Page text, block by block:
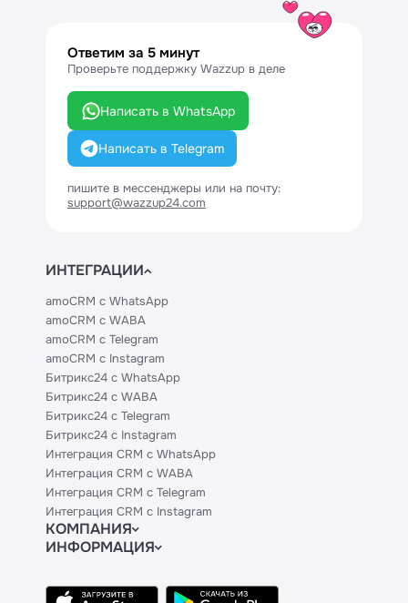
Ответим за 5 минут
Проверьте поддержку Wazzup в деле
Написать в WhatsApp
Написать в Telegram
пишите в мессенджеры или на почту:
support@wazzup24.com
ИНТЕГРАЦИИ
amoCRM с WhatsApp
amoCRM с WABA
amoCRM с Telegram
amoCRM с Instagram
Битрикс24 с WhatsApp
Битрикс24 с WABA
Битрикс24 с Telegram
Битрикс24 с Instagram
Интеграция CRM с WhatsApp
Интеграция CRM с WABA
Интеграция CRM с Telegram
Интеграция CRM с Instagram
КОМПАНИЯ
Блог
Контакты
ИНФОРМАЦИЯ
Техническим партнерам